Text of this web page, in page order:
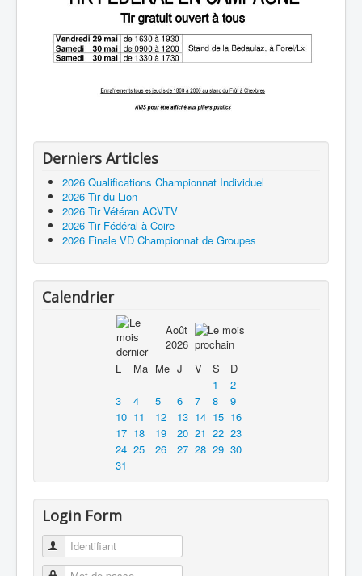
Derniers Articles
2026 Qualifications Championnat Individuel
2026 Tir du Lion
2026 Tir Vétéran ACVTV
2026 Tir Fédéral à Coire
2026 Finale VD Championnat de Groupes
Calendrier
Août
2026
L
Ma Me J V S
D
1
2
3
4 5 6 7 8
9
10 11 12 13 14 15 16
17 18 19 20 21 22 23
24 25 26 27 28 29 30
31
Login Form
Identifiant